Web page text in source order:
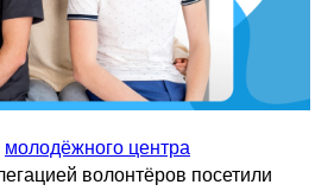
молодёжного центра
волонтёров посетили